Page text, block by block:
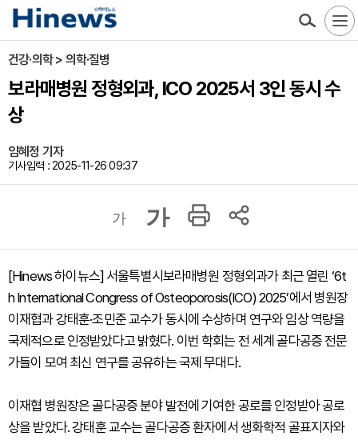
건강·의학 > 의학·질병
보라매병원 정형외과, ICO 2025서 3인 동시 수
상
임혜정 기자
기사입력 : 2025-11-26 09:37
가 가
[Hinews 하이뉴스] 서울특별시보라매병원 정형외과가 최근 열린 ‘6t
h International Congress of Osteoporosis(ICO) 2025’에서 병원장
이재협과 강태훈·조민준 교수가 동시에 수상하며 연구와 임상 역량을
국제적으로 인정받았다고 밝혔다. 이번 학회는 전 세계 골다공증 전문
가들이 모여 최신 연구를 공유하는 국제 무대다.
이재협 병원장은 골다공증 분야 발전에 기여한 공로를 인정받아 공로
상을 받았다. 강태훈 교수는 골다공증 환자에서 생화학적 골표지자와